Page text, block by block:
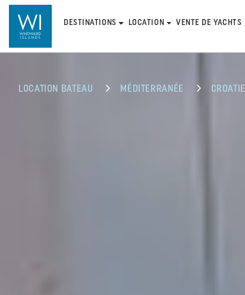
DESTINATIONS LOCATION VENTE DE YACHTS
LOCATION BATEAU MÉDITERRANÉE CROATIE